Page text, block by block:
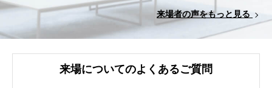
来場者の声をもっと見る
来場についてのよくあるご質問